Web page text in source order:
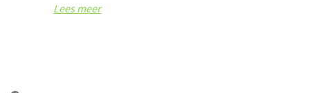
Lees meer